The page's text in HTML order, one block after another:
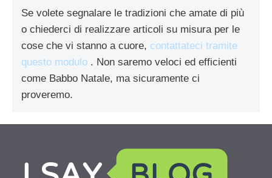
Se volete segnalare le tradizioni che amate di più
o chiederci di realizzare articoli su misura per le
cose che vi stanno a cuore, contattateci tramite
questo modulo . Non saremo veloci ed efficienti
come Babbo Natale, ma sicuramente ci
proveremo.